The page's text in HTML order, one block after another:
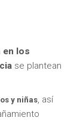
en los
se plantean
y niñas, así